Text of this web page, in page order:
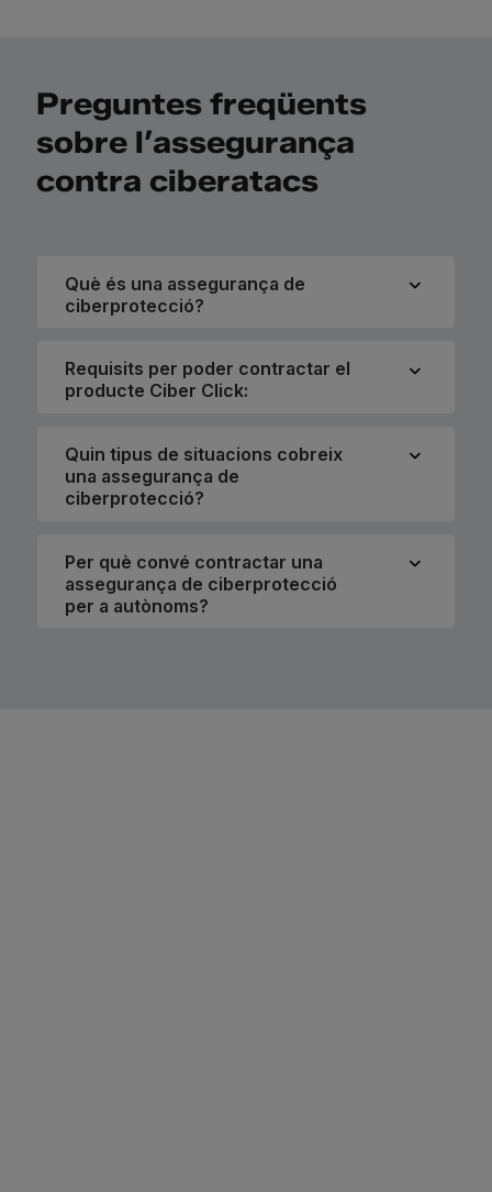
Preguntes freqüents
sobre l’assegurança
contra ciberatacs
Què és una assegurança de
ciberprotecció?
Requisits per poder contractar el
producte Ciber Click:
Quin tipus de situacions cobreix
una assegurança de
ciberprotecció?
Per què convé contractar una
assegurança de ciberprotecció
per a autònoms?